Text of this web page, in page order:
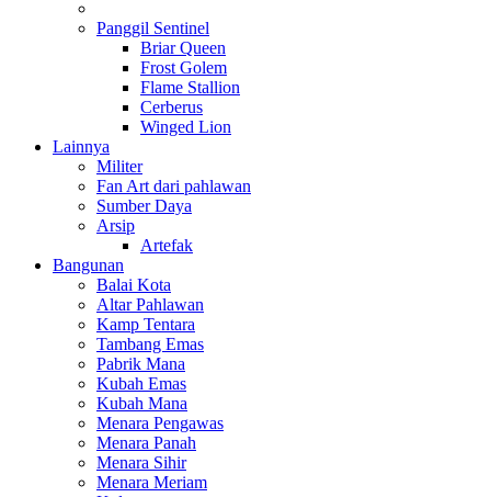
Panggil Sentinel
Briar Queen
Frost Golem
Flame Stallion
Cerberus
Winged Lion
Lainnya
Militer
Fan Art dari pahlawan
Sumber Daya
Arsip
Artefak
Bangunan
Balai Kota
Altar Pahlawan
Kamp Tentara
Tambang Emas
Pabrik Mana
Kubah Emas
Kubah Mana
Menara Pengawas
Menara Panah
Menara Sihir
Menara Meriam